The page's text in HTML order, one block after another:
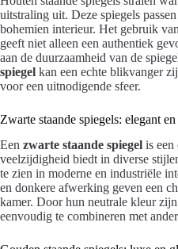
uitstraling uit. Deze spiegels
bohemien interieur. Het gebruik
geeft niet alleen een authentiek
aan de duurzaamheid van de
spiegel kan een echte blikvanger
voor een uitnodigende sfeer.
Zwarte staande spiegels: elegant
Een zwarte staande spiegel is een
veelzijdigheid biedt in diverse
te zien in moderne en industriële
en donkere afwerking geven een
kamer. Door hun neutrale kleur
eenvoudig te combineren met